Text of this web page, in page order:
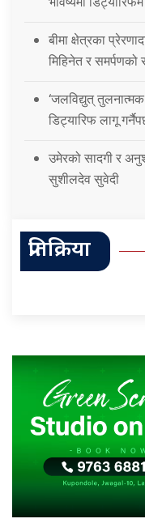
बीमा क्षेत्रका
मिहिनेत र
‘जलविद्युत्
डिट्यारिफ लागू
उमेरको सादगी र
सुशीलदेव सुवेदी
प्रतिक्रिया